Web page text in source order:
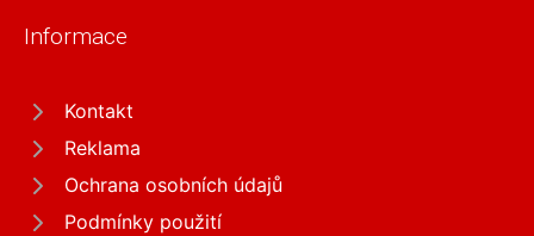
Informace
Kontakt
Reklama
Ochrana osobních údajů
Podmínky použití